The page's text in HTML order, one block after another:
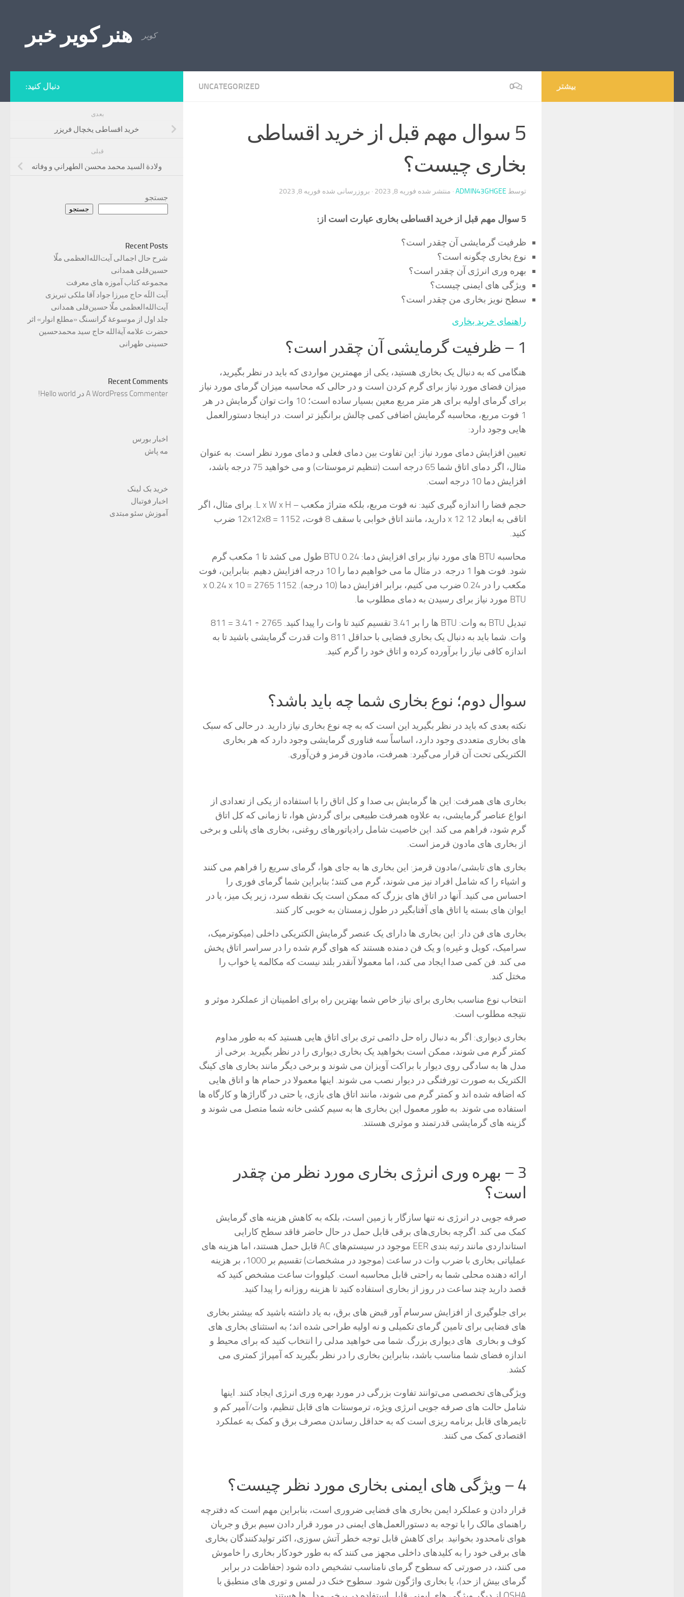
هنر کویر خبر کویر
UNCATEGORIZED 0
5 سوال مهم قبل از خرید اقساطی
بخاری چیست؟
توسط ADMIN43GHGEE · منتشر شده فوریه 8, 2023 · بروزرسانی شده فوریه 8, 2023
5 سوال مهم قبل از خرید اقساطی بخاری عبارت است از:
ظرفیت گرمایشی آن چقدر است؟
نوع بخاری چگونه است؟
بهره وری انرژی آن چقدر است؟
ویژگی های ایمنی چیست؟
سطح نویز بخاری من چقدر است؟
راهنمای خرید بخاری
1 – ظرفیت گرمایشی آن چقدر است؟
هنگامی که به دنبال یک بخاری هستید، یکی از مهمترین مواردی که باید در نظر بگیرید،
میزان فضای مورد نیاز برای گرم کردن است و در حالی که محاسبه میزان گرمای مورد نیاز
برای گرمای اولیه برای هر متر مربع معین بسیار ساده است؛ 10 وات توان گرمایش در هر
1 فوت مربع، محاسبه گرمایش اضافی کمی چالش برانگیز تر است. در اینجا دستورالعمل
هایی وجود دارد:
تعیین افزایش دمای مورد نیاز: این تفاوت بین دمای فعلی و دمای مورد نظر است. به عنوان
مثال، اگر دمای اتاق شما 65 درجه است (تنظیم ترموستات) و می خواهید 75 درجه باشد،
افزایش دما 10 درجه است.
حجم فضا را اندازه گیری کنید:
نه فوت مربع، بلکه متراژ مکعب – L x W x H. برای مثال، اگر
اتاقی به ابعاد 12 x 12 دارید، مانند اتاق خوابی با سقف 8 فوت، 12x12x8 = 1152 ضرب
کنید.
محاسبه BTU های مورد نیاز برای افزایش دما: 0.24 BTU طول می کشد تا 1 مکعب گرم
شود. فوت هوا 1 درجه. در مثال ما می خواهیم دما را 10 درجه افزایش دهیم. بنابراین، فوت
مکعب را در 0.24 ضرب می کنیم، برابر افزایش دما (10 درجه). 1152 x 0.24 x 10 = 2765
BTU مورد نیاز برای رسیدن به دمای مطلوب ما.
تبدیل BTU به وات:
BTU ها را بر 3.41 تقسیم کنید تا وات را پیدا کنید. 2765 ÷ 3.41 = 811
وات. شما باید به دنبال یک بخاری فضایی با حداقل 811 وات قدرت گرمایشی باشید تا به
اندازه کافی نیاز را برآورده کرده و اتاق خود را گرم کنید.
سوال دوم؛ نوع بخاری شما چه باید باشد؟
نکته بعدی که باید در نظر بگیرید این است که به چه نوع بخاری نیاز دارید. در حالی که سبک
های بخاری متعددی وجود دارد، اساساً سه فناوری گرمایشی وجود دارد که هر بخاری
الکتریکی تحت آن قرار می‌گیرد: همرفت، مادون قرمز و فن‌آوری.
بخاری های همرفت: این ها گرمایش بی صدا و کل اتاق را با استفاده از یکی از تعدادی از
انواع عناصر گرمایشی، به علاوه همرفت طبیعی برای گردش هوا، تا زمانی که کل اتاق
گرم شود، فراهم می کند. این خاصیت شامل رادیاتورهای روغنی، بخاری های پانلی و برخی
از بخاری های مادون قرمز است.
بخاری های تابشی/مادون قرمز: این بخاری ها به جای هوا، گرمای سریع را فراهم می کنند
و اشیاء را که شامل افراد نیز می شوند، گرم می کنند؛ بنابراین شما گرمای فوری را
احساس می کنید. آنها در اتاق های بزرگ که ممکن است یک نقطه سرد، زیر یک میز، یا در
ایوان های بسته یا اتاق های آفتابگیر در طول زمستان به خوبی کار کنند.
بخاری های فن دار: این بخاری ها دارای یک عنصر گرمایش الکتریکی داخلی (میکوترمیک،
سرامیک، کویل و غیره) و یک فن دمنده هستند که هوای گرم شده را در سراسر اتاق پخش
می کند. فن کمی صدا ایجاد می کند، اما معمولا آنقدر بلند نیست که مکالمه یا خواب را
مختل کند.
انتخاب نوع مناسب بخاری برای نیاز خاص شما بهترین راه برای اطمینان از عملکرد موثر و
نتیجه مطلوب است.
بخاری دیواری: اگر به دنبال راه حل دائمی تری برای اتاق هایی هستید که به طور مداوم
کمتر گرم می شوند، ممکن است بخواهید یک بخاری دیواری را در نظر بگیرید. برخی از
مدل ها به سادگی روی دیوار با براکت آویزان می شوند و برخی دیگر مانند بخاری های کینگ
الکتریک به صورت تورفتگی در دیوار نصب می شوند. اینها معمولا در حمام ها و اتاق هایی
که اضافه شده اند و کمتر گرم می شوند، مانند اتاق های بازی، یا حتی در گاراژها و کارگاه ها
استفاده می شوند. به طور معمول این بخاری ها به سیم کشی خانه شما متصل می شوند و
گزینه های گرمایشی قدرتمند و موثری هستند.
3 – بهره وری انرژی بخاری مورد نظر من چقدر
است؟
صرفه جویی در انرژی نه تنها سازگار با زمین است، بلکه به کاهش هزینه های گرمایش
کمک می کند. اگرچه بخاری‌های برقی قابل حمل در حال حاضر فاقد سطح کارایی
استانداردی مانند رتبه بندی EER موجود در سیستم‌های AC قابل حمل هستند، اما هزینه های
عملیاتی بخاری با ضرب وات در ساعت (موجود در مشخصات) تقسیم بر 1000، بر هزینه
ارائه دهنده محلی شما به راحتی قابل محاسبه است. کیلووات ساعت مشخص کنید که
قصد دارید چند ساعت در روز از بخاری استفاده کنید تا هزینه روزانه را پیدا کنید.
برای جلوگیری از افزایش سرسام آور قبض های برق، به یاد داشته باشید که بیشتر بخاری
های فضایی برای تامین گرمای تکمیلی و نه اولیه طراحی شده اند؛ به استثنای بخاری های
کوف و بخاری های دیواری بزرگ. شما می خواهید مدلی را انتخاب کنید که برای محیط و
اندازه فضای شما مناسب باشد، بنابراین بخاری را در نظر بگیرید که آمپراژ کمتری می
کشد.
ویژگی‌های تخصصی می‌توانند تفاوت بزرگی در مورد بهره وری انرژی ایجاد کنند. اینها
شامل حالت های صرفه جویی انرژی ویژه، ترموستات های قابل تنظیم، وات/آمپر کم و
تایمرهای قابل برنامه ریزی است که به حداقل رساندن مصرف برق و کمک به عملکرد
اقتصادی کمک می کنند.
4 – ویژگی های ایمنی بخاری مورد نظر چیست؟
قرار دادن و عملکرد ایمن بخاری های فضایی ضروری است، بنابراین مهم است که دفترچه
راهنمای مالک را با توجه به دستورالعمل‌های ایمنی در مورد قرار دادن سیم برق و جریان
هوای نامحدود بخوانید. برای کاهش قابل توجه خطر آتش‌ سوزی، اکثر تولیدکنندگان بخاری
های برقی خود را به کلیدهای داخلی مجهز می کنند که به طور خودکار بخاری را خاموش
می کنند، در صورتی که سطوح گرمای نامناسب تشخیص داده شود (حفاظت در برابر
گرمای بیش از حد)، یا بخاری واژگون شود. سطوح خنک در لمس و توری های منطبق با
دنبال کنید:
بعدی
خرید اقساطی یخچال فریزر
قبلی
ولادة السيد محمد محسن الطهراني و وفاته
جستجو
جستجو
Recent Posts
شرح حال اجمالی آیت‌الله‌العظمی ملّا
حسین‌قلی همدانی
مجموعه کتاب آموزه های معرفت
آیت اللَه حاج میرزا جواد آقا ملکی تبریزی
آیت‌الله‌العظمی ملّا حسین‌قلی همدانی
جلد اول از موسوعۀ گرانسنگ «مطلع انوار» اثر
حضرت علامه آیة‌الله حاج سید محمدحسین
حسینی طهرانی
Recent Comments
A WordPress Commenter در Hello world!
اخبار بورس
مه پاش
خرید بک لینک
اخبار فوتبال
آموزش سئو مبتدی
بیشتر